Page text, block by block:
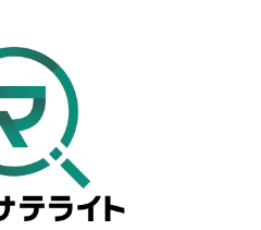
量が調整できます。
す。再度クリックすると元